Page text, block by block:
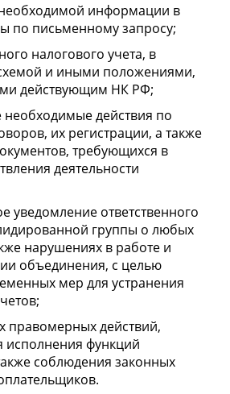
информации в
по письменному запросу;
налогового учета, в
схемой и иными положениями,
действующим НК РФ;
необходимые действия по
их регистрации, а также
требующихся в
деятельности
уведомление ответственного
группы о любых
нарушениях в работе и
объединения, с целью
мер для устранения
правомерных действий,
исполнения функций
соблюдения законных